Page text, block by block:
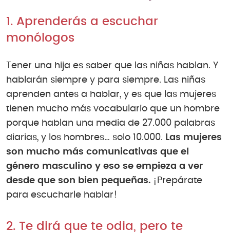
1. Aprenderás a escuchar
monólogos
Tener una hija es saber que las niñas hablan. Y
hablarán siempre y para siempre. Las niñas
aprenden antes a hablar, y es que las mujeres
tienen mucho más vocabulario que un hombre
porque hablan una media de 27.000 palabras
diarias, y los hombres… solo 10.000. Las mujeres
son mucho más comunicativas que el
género masculino y eso se empieza a ver
desde que son bien pequeñas. ¡Prepárate
para escucharle hablar!
2. Te dirá que te odia, pero te